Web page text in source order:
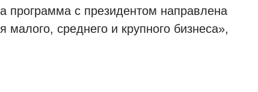
программа с президентом направлена
среднего и крупного бизнеса»,